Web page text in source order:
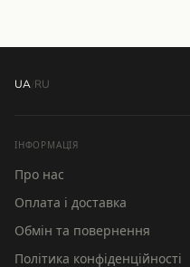
UA RU
ІНФОРМАЦІЯ
Про нас
Оплата і доставка
Обмін та повернення
Політика конфіденційності